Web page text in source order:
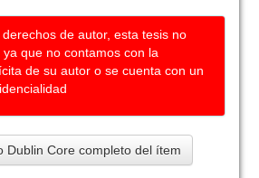
de autor, esta tesis no
que no contamos con la
de su autor o se cuenta con un
Dublin Core completo del ítem